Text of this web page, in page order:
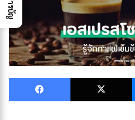
Facebook